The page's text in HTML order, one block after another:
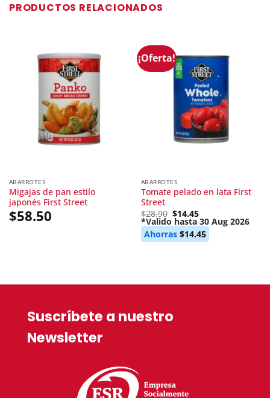
PRODUCTOS RELACIONADOS
ABARROTES
Migajas de pan estilo
japonés First Street
$58.50
¡Oferta!
ABARROTES
Tomate pelado en lata First
Street
$28.90 Original
price
was:
$28.90.
$14.45
*Valido hasta 30 Aug 2026
Current
price
is:
Ahorras $14.45
Suscríbete a nuestro
Newsletter